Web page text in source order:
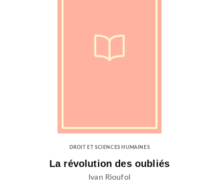
DROIT ET SCIENCES HUMAINES
La révolution des oubliés
Ivan Rioufol